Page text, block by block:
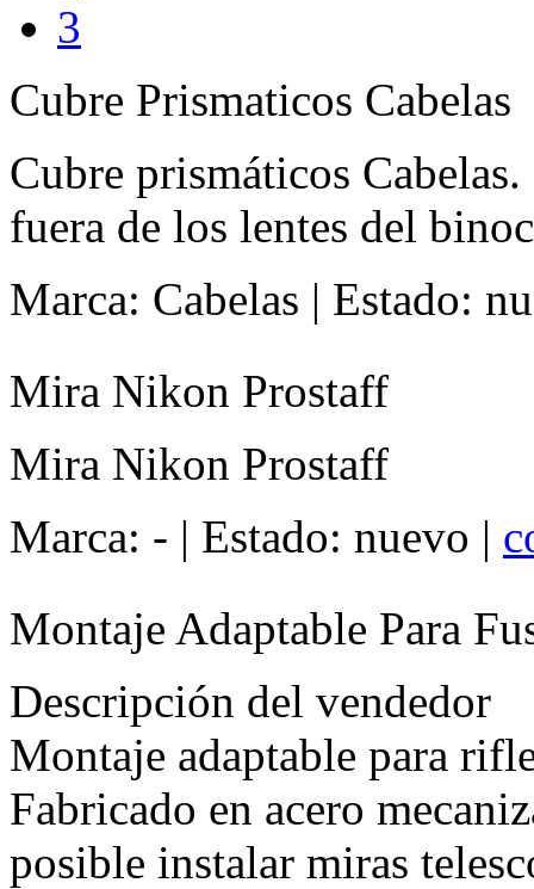
3
Cubre Prismaticos Cabelas
Cubre prismáticos
fuera de los lentes del
Marca: Cabelas | Estado:
Mira Nikon Prostaff
Mira Nikon Prostaff
Marca: - | Estado: nuevo |
Montaje Adaptable Para
Descripción del vendedor
Montaje adaptable para
Fabricado en acero
posible instalar miras